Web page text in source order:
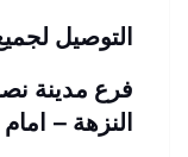
التوصيل
النزهة –